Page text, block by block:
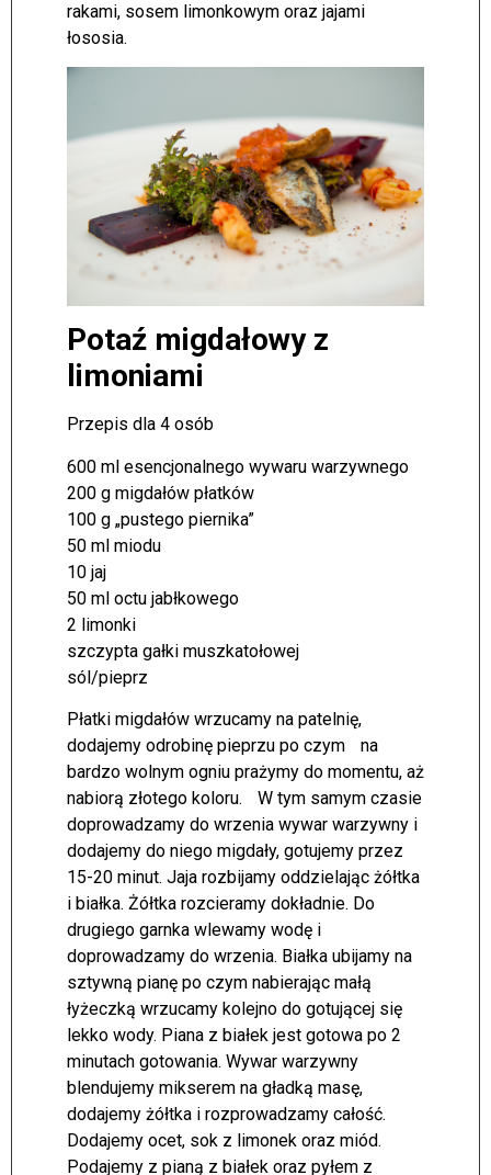
rakami, sosem limonkowym oraz jajami
łososia.
Potaź migdałowy z
limoniami
Przepis dla 4 osób
600 ml esencjonalnego wywaru warzywnego
200 g migdałów płatków
100 g „pustego piernika”
50 ml miodu
10 jaj
50 ml octu jabłkowego
2 limonki
szczypta gałki muszkatołowej
sól/pieprz
Płatki migdałów wrzucamy na patelnię,
dodajemy odrobinę pieprzu po czym na
bardzo wolnym ogniu prażymy do momentu, aż
nabiorą złotego koloru. W tym samym czasie
doprowadzamy do wrzenia wywar warzywny i
dodajemy do niego migdały, gotujemy przez
15-20 minut. Jaja rozbijamy oddzielając żółtka
i białka. Żółtka rozcieramy dokładnie. Do
drugiego garnka wlewamy wodę i
doprowadzamy do wrzenia. Białka ubijamy na
sztywną pianę po czym nabierając małą
łyżeczką wrzucamy kolejno do gotującej się
lekko wody. Piana z białek jest gotowa po 2
minutach gotowania. Wywar warzywny
blendujemy mikserem na gładką masę,
dodajemy żółtka i rozprowadzamy całość.
Dodajemy ocet, sok z limonek oraz miód.
Podajemy z pianą z białek oraz pyłem z